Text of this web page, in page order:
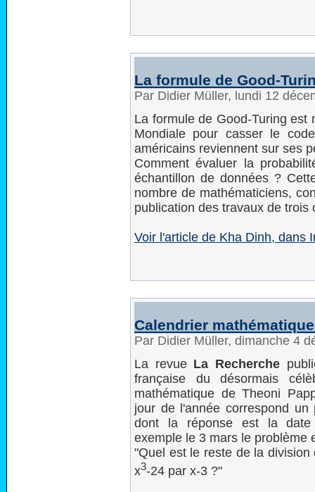
La formule de Good-
Par Didier Müller, lundi 12
La formule de Good-Turing est
Mondiale pour casser le
américains reviennent sur ses
Comment évaluer la
échantillon de données ?
nombre de mathématiciens,
publication des travaux de trois
Voir l'article de Kha Dinh, dans
Calendrier
Par Didier Müller, dimanche 4
La revue La Recherche
française du désormais
mathématique de Theoni
jour de l'année correspond un
dont la réponse est la
exemple le 3 mars le problème
"Quel est le reste de la division
x3-24 par x-3 ?"